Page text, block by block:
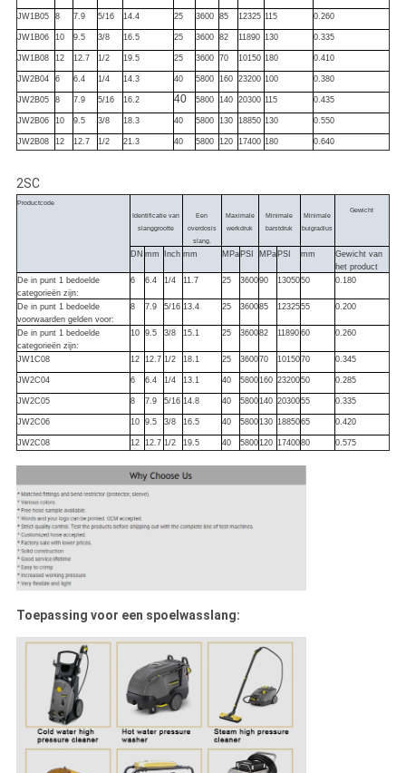
JW1B05 8 7.9 5/16 14.4 25 3600 85 12325 115 0.260
JW1B06 10 9.5 3/8 16.5 25 3600 82 11890 130 0.335
JW1B08 12 12.7 1/2 19.5 25 3600 70 10150 180 0.410
JW2B04 6 6.4 1/4 14.3 40 5800 160 23200 100 0.380
JW2B05 8 7.9 5/16 16.2 40 5800 140 20300 115 0.435
JW2B06 10 9.5 3/8 18.3 40 5800 130 18850 130 0.550
JW2B08 12 12.7 1/2 21.3 40 5800 120 17400 180 0.640
2SC
Productcode
Identificatie van
slanggrootte
Een
overdosis
slang.
Maximale
werkdruk
Minimale
barstdruk
Minimale
buigradius
Gewicht
DN mm Inch mm MPa PSI MPa PSI mm
Gewicht van
het product
De in punt 1 bedoelde
categorieën zijn:
6 6.4 1/4 11.7 25 360090 1305050 0.180
De in punt 1 bedoelde
voorwaarden gelden voor:
8 7.9 5/16 13.4 25 360085 1232555 0.200
De in punt 1 bedoelde
categorieën zijn:
10 9.5 3/8 15.1 25 360082 11890 60 0.260
JW1C08 12 12.7 1/2 18.1 25 360070 1015070 0.345
JW2C04 6 6.4 1/4 13.1 40 5800160 2320050 0.285
JW2C05 8 7.9 5/16 14.8 40 5800140 2030055 0.335
JW2C06 10 9.5 3/8 16.5 40 5800130 1885065 0.420
JW2C08 12 12.7 1/2 19.5 40 5800120 1740080 0.575
Toepassing voor een spoelwasslang: